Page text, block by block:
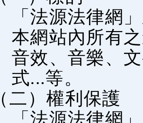
「法源法律網
本網站內所有
音效、音樂、
式...等。
（二）權利保護
「法源法律網